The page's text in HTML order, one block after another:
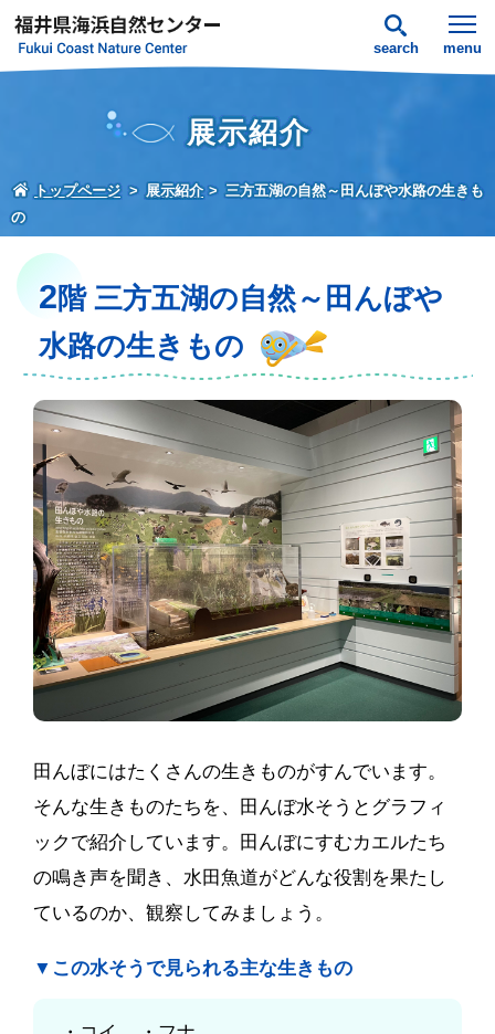
search menu
展示紹介
トップページ 展示紹介
三方五湖の自然～田んぼや水路の生きも
の
2階 三方五湖の自然～田んぼや
水路の生きもの
田んぼにはたくさんの生きものがすんでいます。
そんな生きものたちを、田んぼ水そうとグラフィ
ックで紹介しています。田んぼにすむカエルたち
の鳴き声を聞き、水田魚道がどんな役割を果たし
ているのか、観察してみましょう。
▼この水そうで見られる主な生きもの